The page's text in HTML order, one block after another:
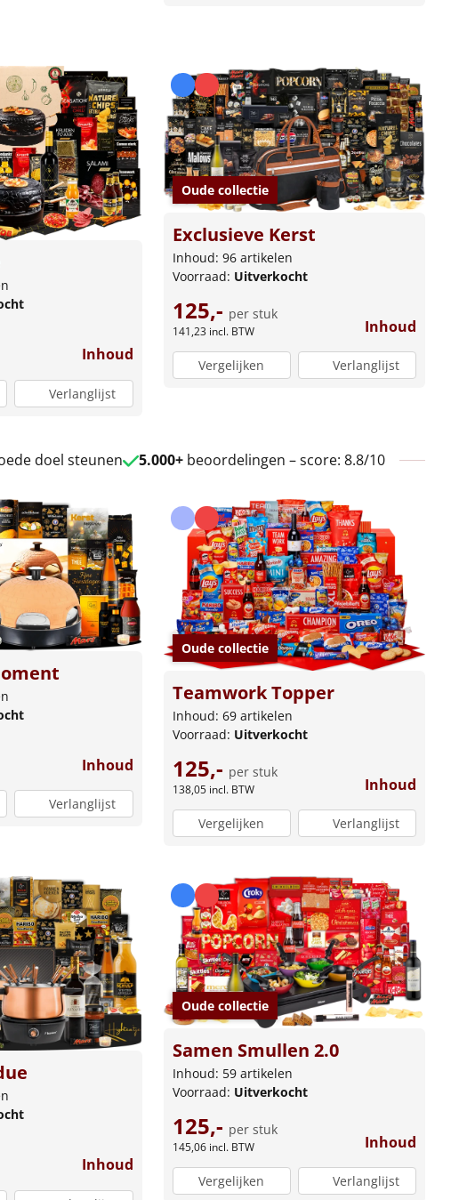
Inhoud
Verlanglijst
Oude collectie
Exclusieve Kerst
Inhoud: 96 artikelen
Voorraad: Uitverkocht
125,- per stuk
141,23 incl. BTW Inhoud
Vergelijken Verlanglijst
Inhoud
Verlanglijst
Oude collectie
Teamwork Topper
Inhoud: 69 artikelen
Voorraad: Uitverkocht
125,- per stuk
138,05 incl. BTW Inhoud
Vergelijken Verlanglijst
Inhoud
Oude collectie
Samen Smullen 2.0
Inhoud: 59 artikelen
Voorraad: Uitverkocht
125,- per stuk
145,06 incl. BTW Inhoud
Vergelijken Verlanglijst
doel steunen 5.000+beoordelingen – score: 8.8/10